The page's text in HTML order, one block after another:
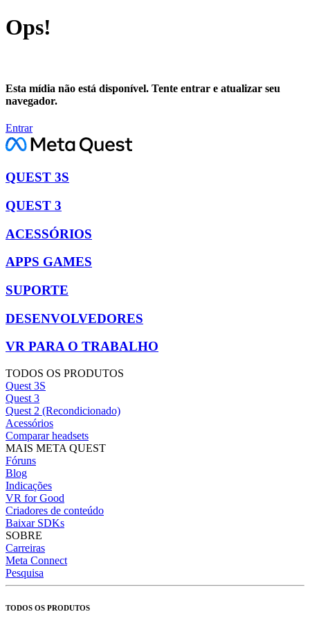
Ops!
Esta mídia não está disponível. Tente entrar e atualizar seu
navegador.
Entrar
QUEST 3S
QUEST 3
ACESSÓRIOS
APPS GAMES
SUPORTE
DESENVOLVEDORES
VR PARA O TRABALHO
TODOS OS PRODUTOS
Quest 3S
Quest 3
Quest 2 (Recondicionado)
Acessórios
Comparar headsets
MAIS META QUEST
Fóruns
Blog
Indicações
VR for Good
Criadores de conteúdo
Baixar SDKs
SOBRE
Carreiras
Meta Connect
Pesquisa
TODOS OS PRODUTOS